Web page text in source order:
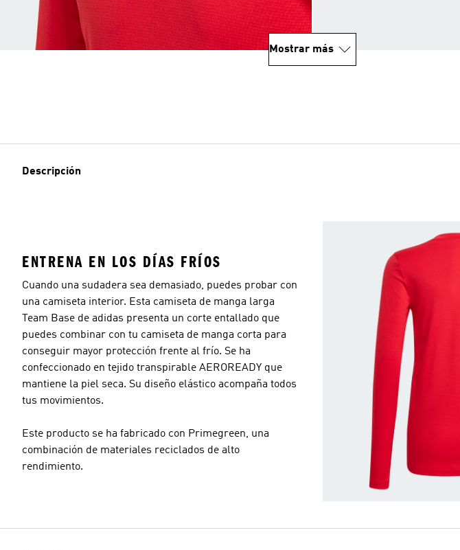
Mostrar más
Descripción
ENTRENA EN LOS DÍAS FRÍOS
Cuando una sudadera sea demasiado, puedes probar con
una camiseta interior. Esta camiseta de manga larga
Team Base de adidas presenta un corte entallado que
puedes combinar con tu camiseta de manga corta para
conseguir mayor protección frente al frío. Se ha
confeccionado en tejido transpirable AEROREADY que
mantiene la piel seca. Su diseño elástico acompaña todos
tus movimientos.
Este producto se ha fabricado con Primegreen, una
combinación de materiales reciclados de alto
rendimiento.